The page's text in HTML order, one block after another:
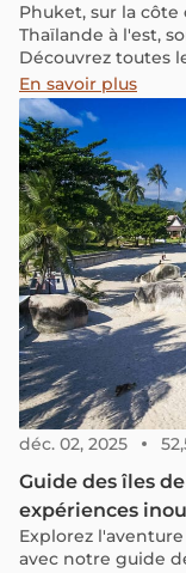
Phuket, sur la côte
Thaïlande à l'est,
Découvrez toutes
depuis Phuket :
En savoir plus
déc. 02, 2025
Guide des îles
expériences
Explorez
avec notre guide